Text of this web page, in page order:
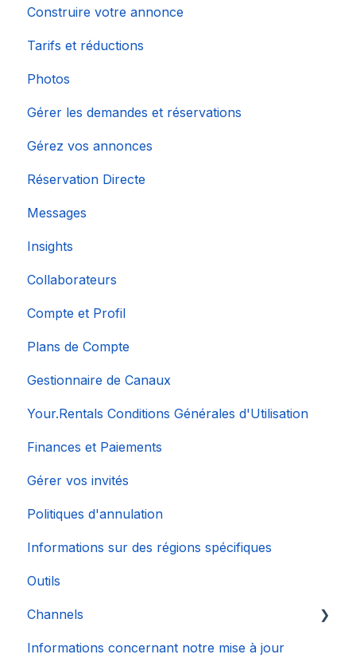
Construire votre annonce
Tarifs et réductions
Photos
Gérer les demandes et réservations
Gérez vos annonces
Réservation Directe
Messages
Insights
Collaborateurs
Compte et Profil
Plans de Compte
Gestionnaire de Canaux
Your.Rentals Conditions Générales d'Utilisation
Finances et Paiements
Gérer vos invités
Politiques d'annulation
Informations sur des régions spécifiques
Outils
Channels
Connexion de Compte
Informations concernant notre mise à jour